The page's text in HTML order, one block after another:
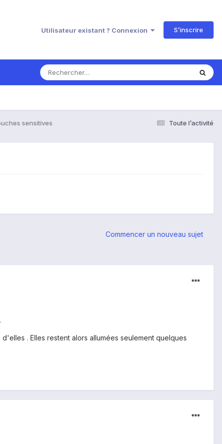
Utilisateur existant ? Connexion S’inscrire
Toute l’activité
sensitives
Commencer un nouveau sujet
. Elles restent alors allumées seulement quelques